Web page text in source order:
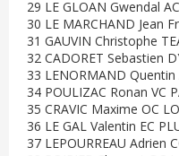
29 LE GLOAN Gwendal
30 LE MARCHAND Jean
31 GAUVIN Christophe
32 CADORET Sebastien
33 LENORMAND Quentin
34 POULIZAC Ronan VC
35 CRAVIC Maxime OC
36 LE GAL Valentin EC
37 LEPOURREAU Adrien